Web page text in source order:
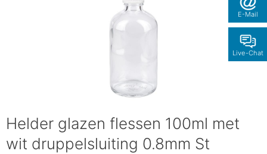
E-Mail
Live-Chat
Helder glazen flessen 100ml met
wit druppelsluiting 0.8mm St